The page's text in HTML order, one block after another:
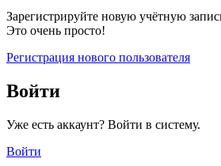
Зарегистрируйте новую учётную
Это очень просто!
Регистрация нового пользователя
Войти
Уже есть аккаунт? Войти в систему.
Войти